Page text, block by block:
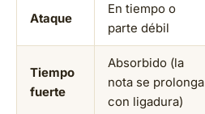
Ataque
En tiempo o
parte débil
Tiempo
fuerte
Absorbido (la
nota se prolonga
con ligadura)